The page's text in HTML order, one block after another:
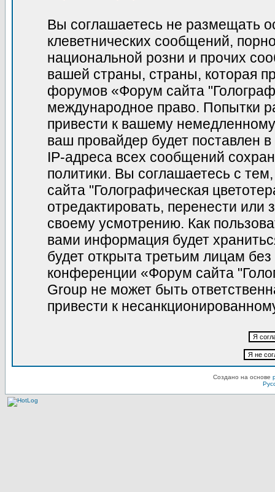
Вы соглашаетесь не размещать
клеветнических сообщений,
национальной розни и прочих
вашей страны, страны, которая
форумов «Форум сайта
международное право. Попытки
привести к вашему
ваш провайдер будет поставлен
IP-адреса всех сообщений
политики. Вы соглашаетесь с
сайта "Голографическая
отредактировать, перенести
своему усмотрению. Как
вами информация будет
будет открыта третьим лицам
конференции «Форум сайта
Group не может быть
привести к
Создано на основе